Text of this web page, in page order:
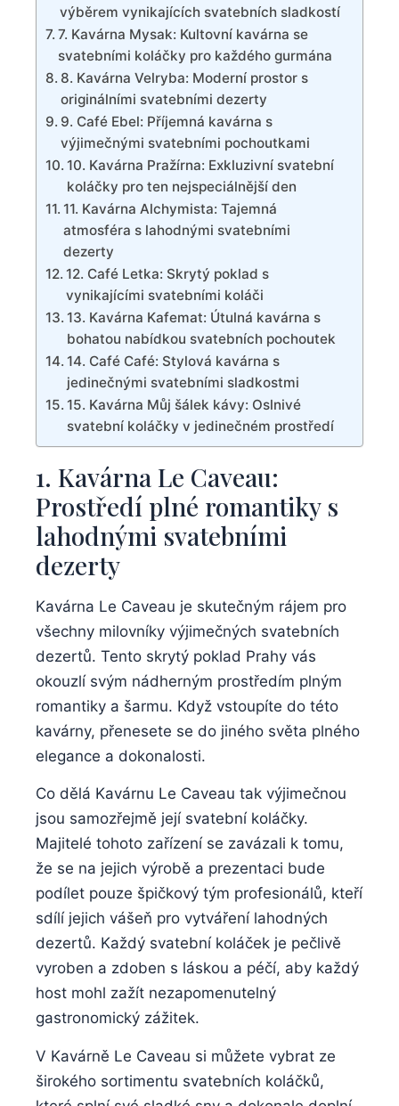
výběrem vynikajících svatebních sladkostí
7. Kavárna Mysak: Kultovní kavárna se
svatebními koláčky pro každého gurmána
8. Kavárna Velryba: Moderní prostor s
originálními svatebními dezerty
9. Café Ebel: Příjemná kavárna s
výjimečnými svatebními pochoutkami
10. Kavárna Pražírna: Exkluzivní svatební
koláčky pro ten nejspeciálnější den
11. Kavárna Alchymista: Tajemná
atmosféra s lahodnými svatebními
dezerty
12. Café Letka: Skrytý poklad s
vynikajícími svatebními koláči
13. Kavárna Kafemat: Útulná kavárna s
bohatou nabídkou svatebních pochoutek
14. Café Café: Stylová kavárna s
jedinečnými svatebními sladkostmi
15. Kavárna Můj šálek kávy: Oslnivé
svatební koláčky v jedinečném prostředí
1. Kavárna Le Caveau:
Prostředí plné romantiky s
lahodnými svatebními
dezerty
Kavárna Le Caveau je skutečným rájem pro
všechny milovníky výjimečných svatebních
dezertů. Tento skrytý poklad Prahy vás
okouzlí svým nádherným prostředím plným
romantiky a šarmu. Když vstoupíte do této
kavárny, přenesete se do jiného světa plného
elegance a dokonalosti.
Co dělá Kavárnu Le Caveau tak výjimečnou
jsou samozřejmě její svatební koláčky.
Majitelé tohoto zařízení se zavázali k tomu,
že se na jejich výrobě a prezentaci bude
podílet pouze špičkový tým profesionálů, kteří
sdílí jejich vášeň pro vytváření lahodných
dezertů. Každý svatební koláček je pečlivě
vyroben a zdoben s láskou a péčí, aby každý
host mohl zažít nezapomenutelný
gastronomický zážitek.
V Kavárně Le Caveau si můžete vybrat ze
širokého sortimentu svatebních koláčků,